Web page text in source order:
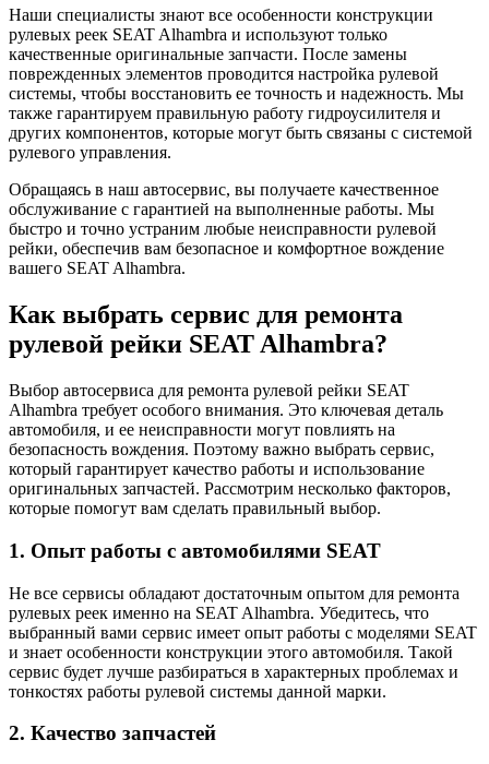
Наши специалисты знают все особенности конструкции
рулевых реек SEAT Alhambra и используют только
качественные оригинальные запчасти. После замены
поврежденных элементов проводится настройка рулевой
системы, чтобы восстановить ее точность и надежность. Мы
также гарантируем правильную работу гидроусилителя и
других компонентов, которые могут быть связаны с системой
рулевого управления.
Обращаясь в наш автосервис, вы получаете качественное
обслуживание с гарантией на выполненные работы. Мы
быстро и точно устраним любые неисправности рулевой
рейки, обеспечив вам безопасное и комфортное вождение
вашего SEAT Alhambra.
Как выбрать сервис для ремонта
рулевой рейки SEAT Alhambra?
Выбор автосервиса для ремонта рулевой рейки SEAT
Alhambra требует особого внимания. Это ключевая деталь
автомобиля, и ее неисправности могут повлиять на
безопасность вождения. Поэтому важно выбрать сервис,
который гарантирует качество работы и использование
оригинальных запчастей. Рассмотрим несколько факторов,
которые помогут вам сделать правильный выбор.
1. Опыт работы с автомобилями SEAT
Не все сервисы обладают достаточным опытом для ремонта
рулевых реек именно на SEAT Alhambra. Убедитесь, что
выбранный вами сервис имеет опыт работы с моделями SEAT
и знает особенности конструкции этого автомобиля. Такой
сервис будет лучше разбираться в характерных проблемах и
тонкостях работы рулевой системы данной марки.
2. Качество запчастей